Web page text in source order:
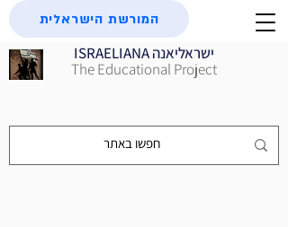
ISRAELIANA ישראליאנה
The Educational Project
המורשת הישראלית